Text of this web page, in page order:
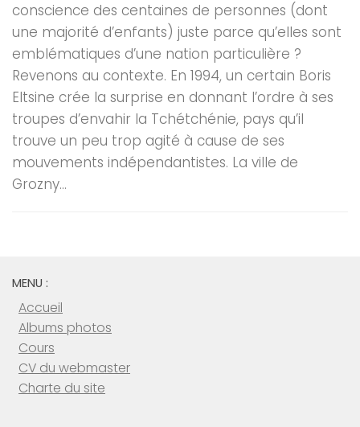
conscience des centaines de personnes (dont
une majorité d’enfants) juste parce qu’elles sont
emblématiques d’une nation particulière ?
Revenons au contexte. En 1994, un certain Boris
Eltsine crée la surprise en donnant l’ordre à ses
troupes d’envahir la Tchétchénie, pays qu’il
trouve un peu trop agité à cause de ses
mouvements indépendantistes. La ville de
Grozny...
MENU :
Accueil
Albums photos
Cours
CV du webmaster
Charte du site